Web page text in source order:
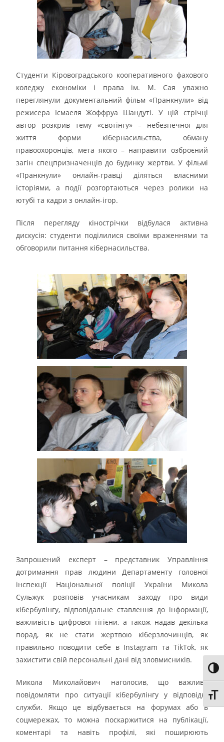
Студенти Кіровоградського кооперативного фахового
коледжу економіки і права ім. М. Сая уважно
переглянули документальний фільм «Пранкнули» від
режисера Ісмаеля Жоффруа Шандуті. У цій стрічці
автор розкрив тему «свотінгу» – небезпечної для
життя форми кібернасильства, обману
правоохоронців, мета якого – направити озброєний
загін спецпризначенців до будинку жертви. У фільмі
«Пранкнули» онлайн-гравці діляться власними
історіями, а події розгортаються через ролики на
ютубі та кадри з онлайн-ігор.
Після перегляду кінострічки відбулася активна
дискусія: студенти поділилися своїми враженнями та
обговорили питання кібернасильства.
Запрошений експерт – представник Управління
дотримання прав людини Департаменту головної
інспекції Національної поліції України Микола
Сульжук розповів учасникам заходу про види
кібербулінгу, відповідальне ставлення до інформації,
важливість цифрової гігієни, а також надав декілька
порад, як не стати жертвою кіберзлочинців, як
правильно поводити себе в Instagram та TikTok, як
захистити свій персональні дані від зловмисників.
Микола Миколайович наголосив, що важливо
повідомляти про ситуації кібербулінгу у відповідні
служби. Якщо це відбувається на форумах або в
соцмережах, то можна поскаржитися на публікації,
коментарі та навіть профілі, які поширюють